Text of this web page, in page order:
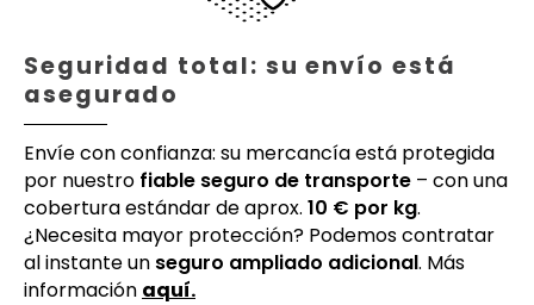
Seguridad total: su envío está
asegurado
Envíe con confianza: su mercancía está protegida
por nuestro fiable seguro de transporte – con una
cobertura estándar de aprox. 10 € por kg.
¿Necesita mayor protección? Podemos contratar
al instante un seguro ampliado adicional. Más
información aquí.